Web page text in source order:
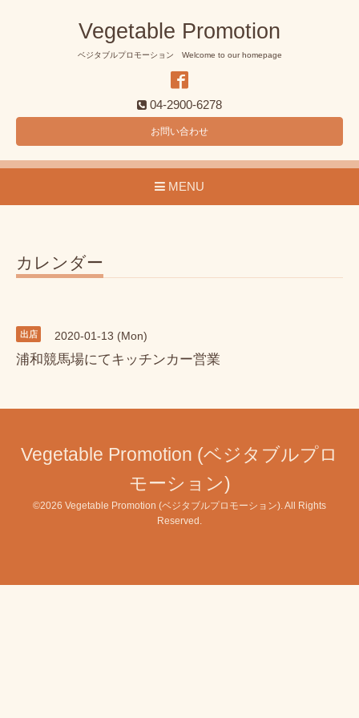
Vegetable Promotion
ベジタブルプロモーション Welcome to our homepage
04-2900-6278
お問い合わせ
MENU
カレンダー
出店 2020-01-13 (Mon)
浦和競馬場にてキッチンカー営業
Vegetable Promotion (ベジタブルプロ
モーション)
©2026 Vegetable Promotion (ベジタブルプロモーション) . All Rights
Reserved.